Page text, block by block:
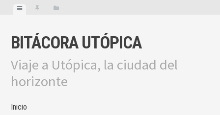
BITÁCORA UTÓPICA
Viaje a Utópica, la ciudad del
horizonte
Inicio